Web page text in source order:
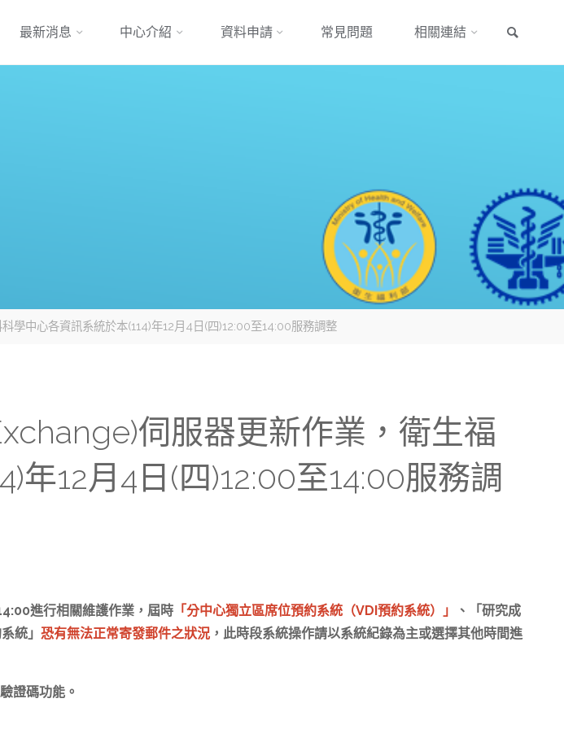
最新消息 中心介紹 資料申請 常見問題 相關連結
學中心各資訊系統於本(114)年12月4日(四)12:00至14:00服務調整
伺服器更新作業，衛生福
年12月4日(四)12:00至14:00服務調
進行相關維護作業，屆時「分中心獨立區席位預約系統（VDI預約系統）」
、「研究成
統」 恐有無法正常寄發郵件之狀況，此時段系統操作請以系統紀錄為主或選擇其他時間進
證碼功能。